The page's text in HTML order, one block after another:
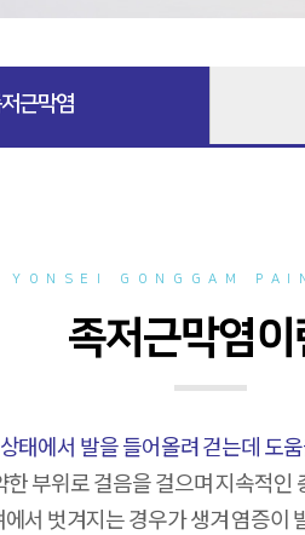
근막염
YONSEI GONGGAM
족저근막염이
태에서 발을 들어올려 걷는데 도
부위로 걸음을 걸으며 지속적
에서 벗겨지는 경우가 생겨 염증이